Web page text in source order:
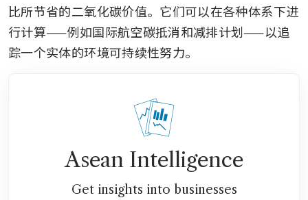
比所节省的二氧化碳价值。它们可以在各种体系下进
行计算——例如国际航空碳抵消和减排计划——以追
踪一个实体的环境可持续性努力。
Asean Intelligence
Get insights into businesses